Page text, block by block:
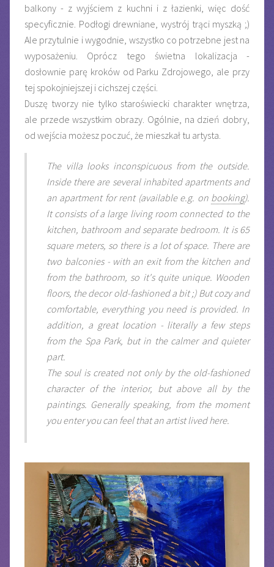
balkony - z wyjściem z kuchni i z łazienki, więc dość
specyficznie. Podłogi drewniane, wystrój trąci myszką ;)
Ale przytulnie i wygodnie, wszystko co potrzebne jest na
wyposażeniu. Oprócz tego świetna lokalizacja -
dosłownie parę kroków od Parku Zdrojowego, ale przy
tej spokojniejszej i cichszej części.
Duszę tworzy nie tylko staroświecki charakter wnętrza,
ale przede wszystkim obrazy. Ogólnie, na dzień dobry,
od wejścia możesz poczuć, że mieszkał tu artysta.
The villa looks inconspicuous from the outside.
Inside there are several inhabited apartments and
an apartment for rent (available e.g. on booking).
It consists of a large living room connected to the
kitchen, bathroom and separate bedroom. It is 65
square meters, so there is a lot of space. There are
two balconies - with an exit from the kitchen and
from the bathroom, so it's quite unique. Wooden
floors, the decor old-fashioned a bit ;) But cozy and
comfortable, everything you need is provided. In
addition, a great location - literally a few steps
from the Spa Park, but in the calmer and quieter
part.
The soul is created not only by the old-fashioned
character of the interior, but above all by the
paintings. Generally speaking, from the moment
you enter you can feel that an artist lived here.